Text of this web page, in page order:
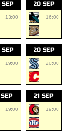
SEP
13:00
20 SEP
16:00
SEP
19:00
20 SEP
20:00
SEP
19:00
21 SEP
19:00